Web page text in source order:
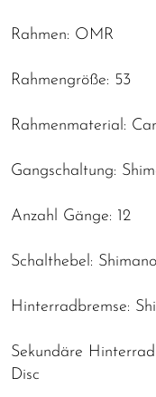
Rahmen: OMR
Rahmengröße: 53
Rahmenmaterial:
Gangschaltung:
Anzahl Gänge: 12
Schalthebel:
Hinterradbremse:
Sekundäre
Disc